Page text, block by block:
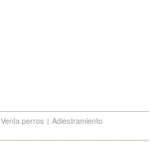
Venta perros | Adiestramiento